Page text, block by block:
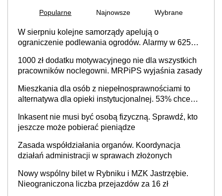
Popularne Najnowsze Wybrane
W sierpniu kolejne samorządy apelują o
ograniczenie podlewania ogrodów. Alarmy w 625
cały kraj
1000 zł dodatku motywacyjnego nie dla wszystkich
pracowników noclegowni. MRPiPS wyjaśnia zasady
Mieszkania dla osób z niepełnosprawnościami to
alternatywa dla opieki instytucjonalnej. 53% chce
Inkasent nie musi być osobą fizyczną. Sprawdź, kto
jeszcze może pobierać pieniądze
Zasada współdziałania organów. Koordynacja
działań administracji w sprawach złożonych
Nowy wspólny bilet w Rybniku i MZK Jastrzębie.
Nieograniczona liczba przejazdów za 16 zł